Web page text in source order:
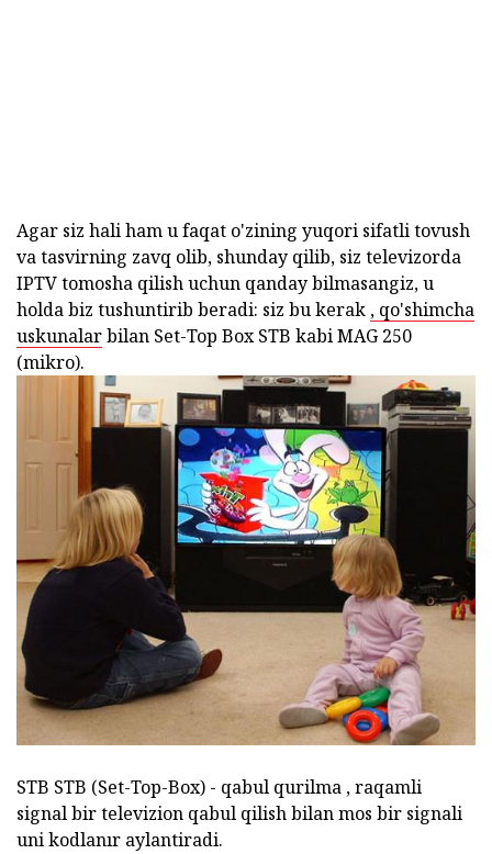
Agar siz hali ham u faqat o'zining yuqori sifatli tovush
va tasvirning zavq olib, shunday qilib, siz televizorda
IPTV tomosha qilish uchun qanday bilmasangiz, u
holda biz tushuntirib beradi: siz bu kerak , qo'shimcha
uskunalarbilan Set-Top Box STB kabi MAG 250
(mikro).
STB STB (Set-Top-Box) - qabul qurilma , raqamli
signal bir televizion qabul qilish bilan mos bir signali
uni kodlanır aylantiradi.